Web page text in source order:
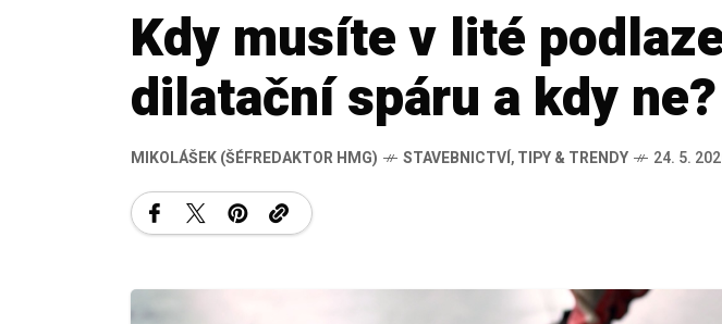
Kdy musíte v lité
dilatační spáru a kdy ne?
MIKOLÁŠEK (ŠÉFREDAKTOR HMG) STAVEBNICTVÍ,TIPY & TRENDY 24. 5.